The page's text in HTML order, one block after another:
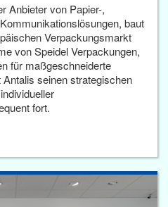
Anbieter von Papier-,
baut
Verpackungsmarkt
von Speidel Verpackungen,
für maßgeschneiderte
seinen strategischen
fort.